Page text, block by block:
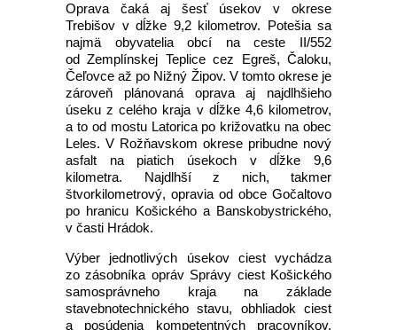
Oprava čaká aj šesť úsekov v okrese
Trebišov v dĺžke 9,2 kilometrov. Potešia sa
najmä obyvatelia obcí na ceste II/552
od Zemplínskej Teplice cez Egreš, Čaloku,
Čeľovce až po Nižný Žipov. V tomto okrese je
zároveň plánovaná oprava aj najdlhšieho
úseku z celého kraja v dĺžke 4,6 kilometrov,
a to od mostu Latorica po križovatku na obec
Leles. V Rožňavskom okrese pribudne nový
asfalt na piatich úsekoch v dĺžke 9,6
kilometra. Najdlhší z nich, takmer
štvorkilometrový, opravia od obce Gočaltovo
po hranicu Košického a Banskobystrického,
v časti Hrádok.
Výber jednotlivých úsekov ciest vychádza
zo zásobníka opráv Správy ciest Košického
samosprávneho kraja na základe
stavebnotechnického stavu, obhliadok ciest
a posúdenia kompetentných pracovníkov.